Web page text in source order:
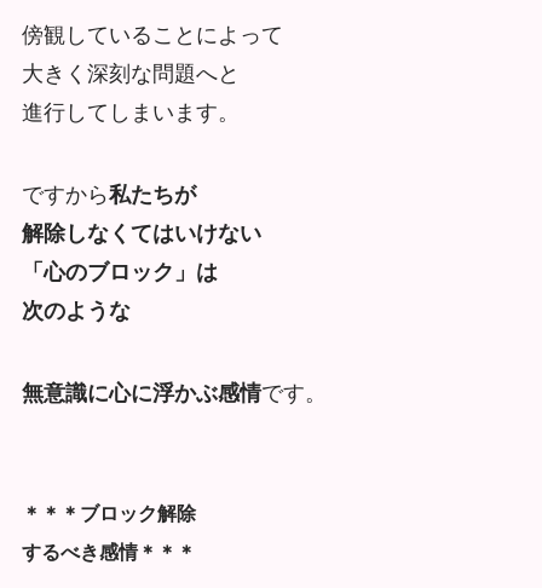
傍観していることによって
大きく深刻な問題へと
進行してしまいます。
ですから私たちが
解除しなくてはいけない
「心のブロック」は
次のような
無意識に心に浮かぶ感情です。
＊＊＊ブロック解除
するべき感情＊＊＊